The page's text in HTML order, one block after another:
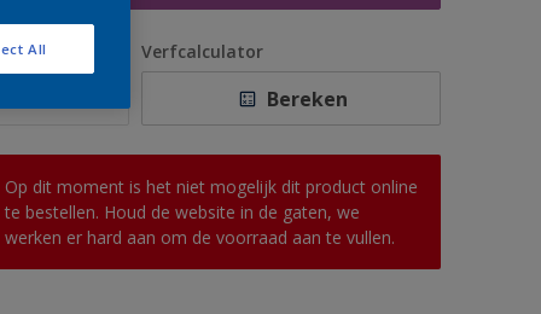
Verfcalculator
Bereken
Op dit moment is het niet mogelijk dit product online
te bestellen. Houd de website in de gaten, we
werken er hard aan om de voorraad aan te vullen.
All